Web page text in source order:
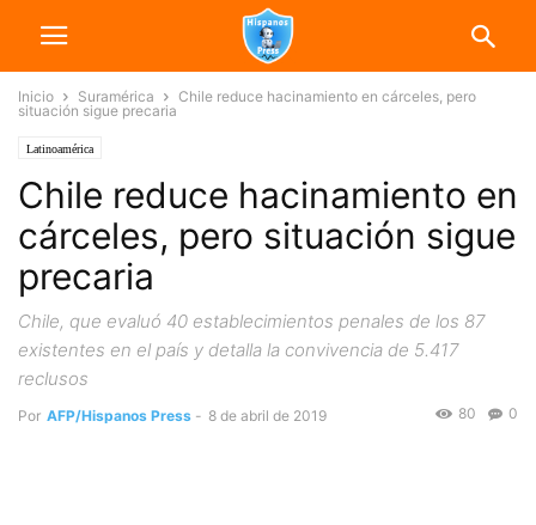
Inicio Suramérica
Chile reduce hacinamiento en cárceles, pero
situación sigue precaria
Latinoamérica
Chile reduce hacinamiento en
cárceles, pero situación sigue
precaria
Chile, que evaluó 40 establecimientos penales de los 87
existentes en el país y detalla la convivencia de 5.417
reclusos
Por AFP/Hispanos Press - 8 de abril de 2019 0
80